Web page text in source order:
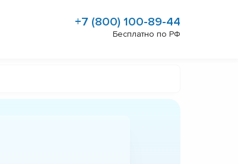
+7 (800) 100-89-44
Бесплатно по РФ